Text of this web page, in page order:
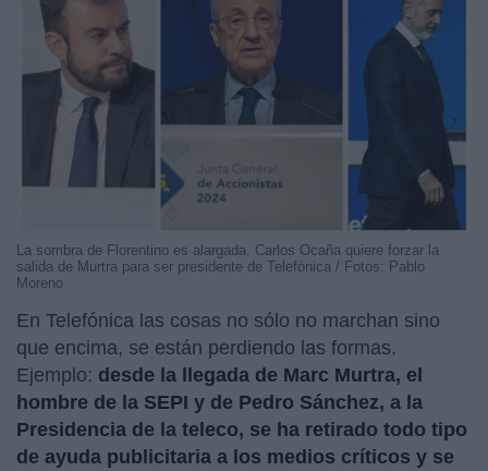
La sombra de Florentino es alargada. Carlos Ocaña quiere forzar la
salida de Murtra para ser presidente de Telefónica / Fotos: Pablo
Moreno
En Telefónica las cosas no sólo no marchan sino
que encima, se están perdiendo las formas.
Ejemplo: desde la llegada de Marc Murtra, el
hombre de la SEPI y de Pedro Sánchez, a la
Presidencia de la teleco, se ha retirado todo tipo
de ayuda publicitaria a los medios críticos y se